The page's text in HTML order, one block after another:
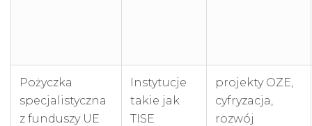
Pożyczka
specjalistyczna
z funduszy UE
Instytucje
takie jak
TISE
projekty OZE,
cyfryzacja,
rozwój